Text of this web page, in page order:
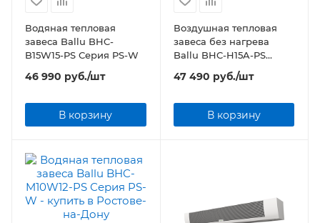
Водяная тепловая
завеса Ballu BHC-
B15W15-PS Серия PS-W
46 990 руб./шт
В корзину
Воздушная тепловая
завеса без нагрева
Ballu BHC-H15A-PS
47 490 руб./шт
В корзину